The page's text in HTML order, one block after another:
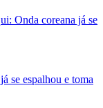
Onda coreana já se
se espalhou e toma